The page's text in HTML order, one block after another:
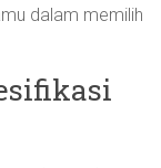
dalam memilih